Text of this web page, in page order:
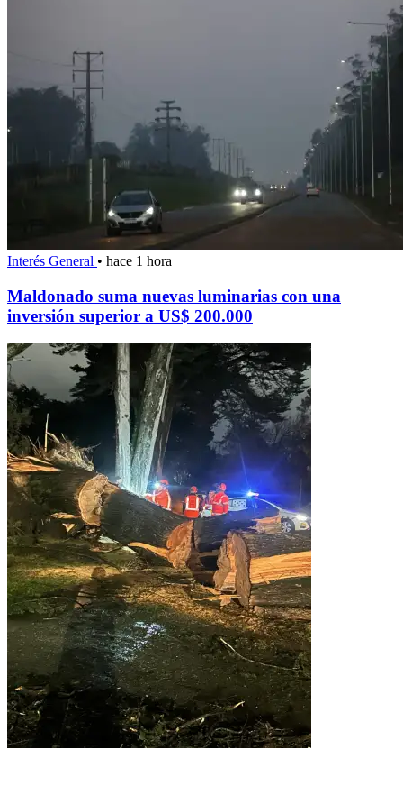
Interés General • hace 1 hora
Maldonado suma nuevas luminarias con una
inversión superior a US$ 200.000